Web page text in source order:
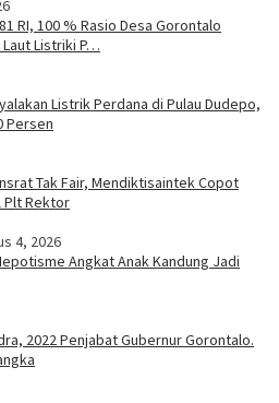
RI, 100 % Rasio Desa Gorontalo
Listriki P…
Listrik Perdana di Pulau Dudepo,
Persen
Tak Fair, Mendiktisaintek Copot
Plt Rektor
4, 2026
Angkat Anak Kandung Jadi
2022 Penjabat Gubernur Gorontalo.